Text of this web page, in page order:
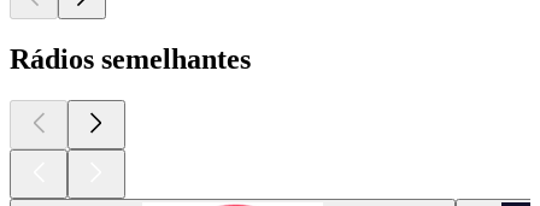
Rádios semelhantes